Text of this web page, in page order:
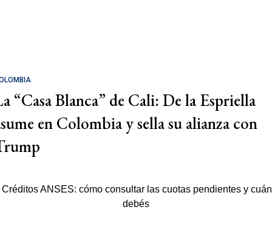
“Casa Blanca” de Cali: De la Espriella
en Colombia y sella su alianza con